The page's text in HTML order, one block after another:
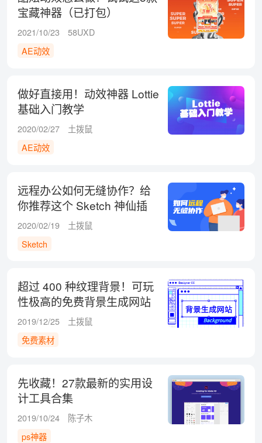
宝藏神器（已打包）
2021/10/23
58UXD
AE动效
做好直接用！动效神器 Lottie
基础入门教学
2020/02/27
土拨鼠
AE动效
远程办公如何无缝协作？给
你推荐这个 Sketch 神仙插
件！
2020/02/19
土拨鼠
Sketch
超过 400 种纹理背景！可玩
性极高的免费背景生成网站
2019/12/25
土拨鼠
免费素材
先收藏！27款最新的实用设
计工具合集
2019/10/24
陈子木
ps神器